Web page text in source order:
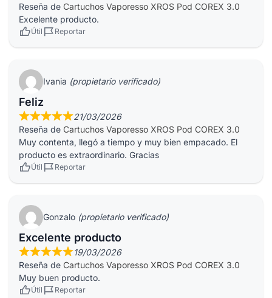
Reseña de Cartuchos Vaporesso XROS Pod COREX 3.0
Excelente producto.
Útil Reportar
Ivania (propietario verificado)
Feliz
21/03/2026
Reseña de Cartuchos Vaporesso XROS Pod COREX 3.0
Muy contenta, llegó a tiempo y muy bien empacado. El
producto es extraordinario. Gracias
Útil Reportar
Gonzalo (propietario verificado)
Excelente producto
19/03/2026
Reseña de Cartuchos Vaporesso XROS Pod COREX 3.0
Muy buen producto.
Útil Reportar